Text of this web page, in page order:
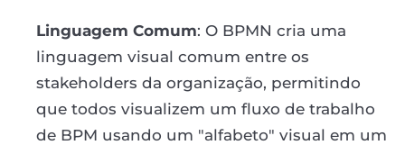
Linguagem Comum: O BPMN cria uma
linguagem visual comum entre os
stakeholders da organização, permitindo
que todos visualizem um fluxo de trabalho
de BPM usando um "alfabeto" visual em um